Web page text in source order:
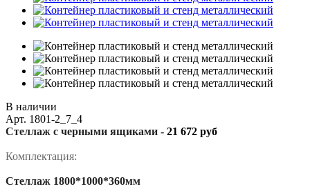
В наличии
Арт. 1801-2_7_4
Стеллаж с черными ящиками - 21 672 руб
Комплектация:
Стеллаж 1800*1000*360мм